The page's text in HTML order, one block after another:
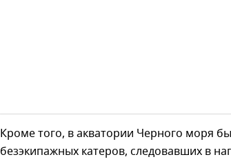
Кроме того, в акватории Черного моря
безэкипажных катеров, следовавших в